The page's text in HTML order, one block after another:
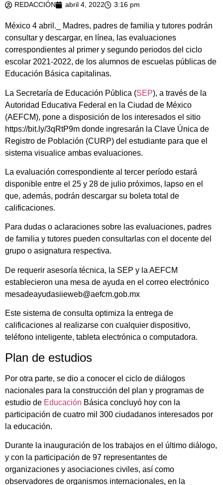
REDACCIÓN abril 4, 2022 3:16 pm
México 4 abril._ Madres, padres de familia y tutores podrán
consultar y descargar, en línea, las evaluaciones
correspondientes al primer y segundo periodos del ciclo
escolar 2021-2022, de los alumnos de escuelas públicas de
Educación Básica capitalinas.
La Secretaría de Educación Pública (SEP), a través de la
Autoridad Educativa Federal en la Ciudad de México
(AEFCM), pone a disposición de los interesados el sitio
https://bit.ly/3qRtP9m donde ingresarán la Clave Única de
Registro de Población (CURP) del estudiante para que el
sistema visualice ambas evaluaciones.
La evaluación correspondiente al tercer período estará
disponible entre el 25 y 28 de julio próximos, lapso en el
que, además, podrán descargar su boleta total de
calificaciones.
Para dudas o aclaraciones sobre las evaluaciones, padres
de familia y tutores pueden consultarlas con el docente del
grupo o asignatura respectiva.
De requerir asesoría técnica, la SEP y la AEFCM
establecieron una mesa de ayuda en el correo electrónico
mesadeayudasiieweb@aefcm.gob.mx
Este sistema de consulta optimiza la entrega de
calificaciones al realizarse con cualquier dispositivo,
teléfono inteligente, tableta electrónica o computadora.
Plan de estudios
Por otra parte, se dio a conocer el ciclo de diálogos
nacionales para la construcción del plan y programas de
estudio de Educación Básica concluyó hoy con la
participación de cuatro mil 300 ciudadanos interesados por
la educación.
Durante la inauguración de los trabajos en el último diálogo,
y con la participación de 97 representantes de
organizaciones y asociaciones civiles, así como
observadores de organismos internacionales, en la